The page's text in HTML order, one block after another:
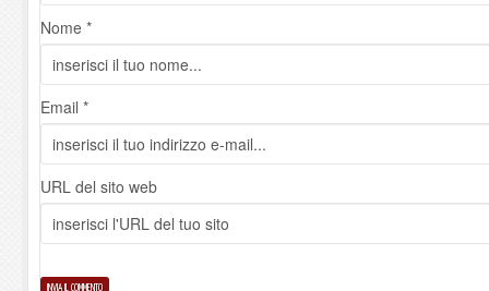
Nome *
Email *
URL del sito web